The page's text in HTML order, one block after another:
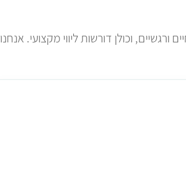
וכולן דורשות ליווי מקצועי. אנחנו